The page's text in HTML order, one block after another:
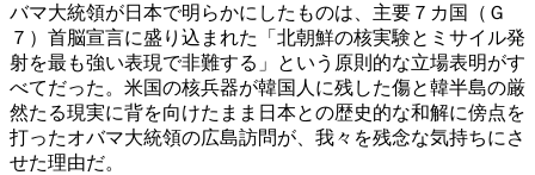
バマ大統領が日本で明らかにしたものは、主要７カ国（Ｇ
７）首脳宣言に盛り込まれた「北朝鮮の核実験とミサイル発
射を最も強い表現で非難する」という原則的な立場表明がす
べてだった。米国の核兵器が韓国人に残した傷と韓半島の厳
然たる現実に背を向けたまま日本との歴史的な和解に傍点を
打ったオバマ大統領の広島訪問が、我々を残念な気持ちにさ
せた理由だ。